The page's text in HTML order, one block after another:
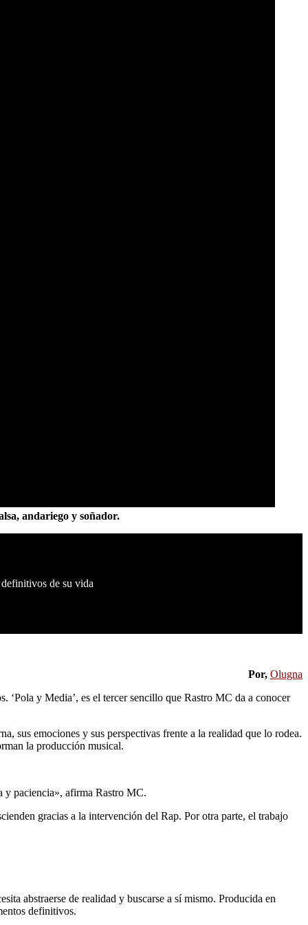
andariego y soñador.
definitivos de su vida
Por, Olugna
y Media’, es el tercer sencillo que Rastro MC da a conocer
sus emociones y sus perspectivas frente a la realidad que lo rodea.
la producción musical.
y paciencia», afirma Rastro MC.
gracias a la intervención del Rap. Por otra parte, el trabajo
abstraerse de realidad y buscarse a sí mismo. Producida en
definitivos.